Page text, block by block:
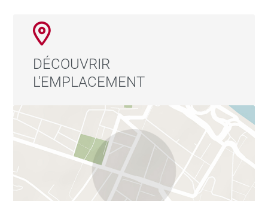
DÉCOUVRIR
L'EMPLACEMENT